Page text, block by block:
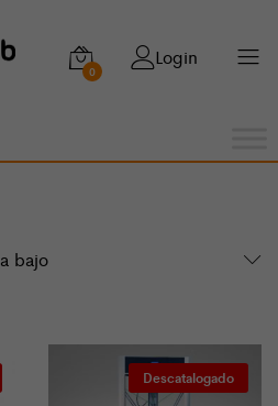
0
Login
bajo
Descatalogado